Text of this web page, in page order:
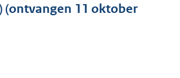
4
(ontvangen 11 oktober